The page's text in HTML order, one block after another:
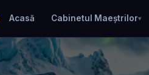
Acasă Cabinetul Maeștrilor